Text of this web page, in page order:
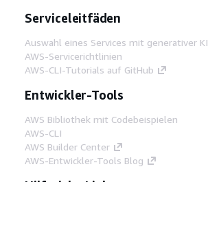
Serviceleitfäden
Auswahl eines Services mit generativer KI
AWS-Servicerichtlinien
AWS-CLI-Tutorials auf GitHub
Entwickler-Tools
AWS Bibliothek mit Codebeispielen
AWS-CLI
AWS Builder Center
AWS-Entwickler-Tools Blog
Hilfreiche Links